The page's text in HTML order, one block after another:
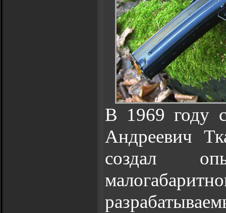
В 1969 году
Андреевич
создал